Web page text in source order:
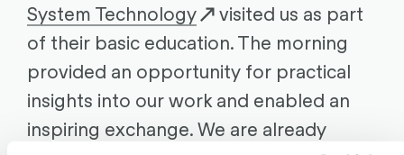
System Technology
visited us as part
of their basic education. The morning
provided an opportunity for practical
insights into our work and enabled an
inspiring exchange. We are already